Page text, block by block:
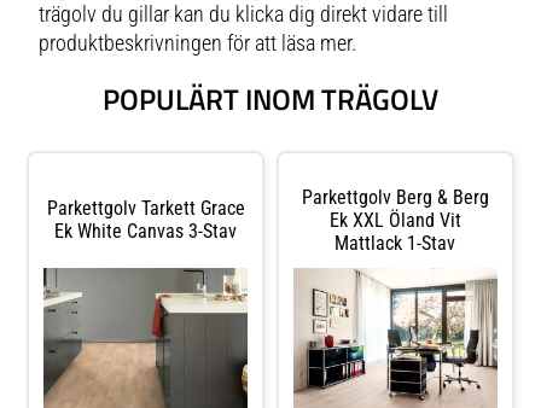
trägolv du gillar kan du klicka dig direkt vidare till
produktbeskrivningen för att läsa mer.
POPULÄRT INOM TRÄGOLV
Parkettgolv Tarkett Grace
Ek White Canvas 3-Stav
Parkettgolv Berg & Berg
Ek XXL Öland Vit
Mattlack 1-Stav